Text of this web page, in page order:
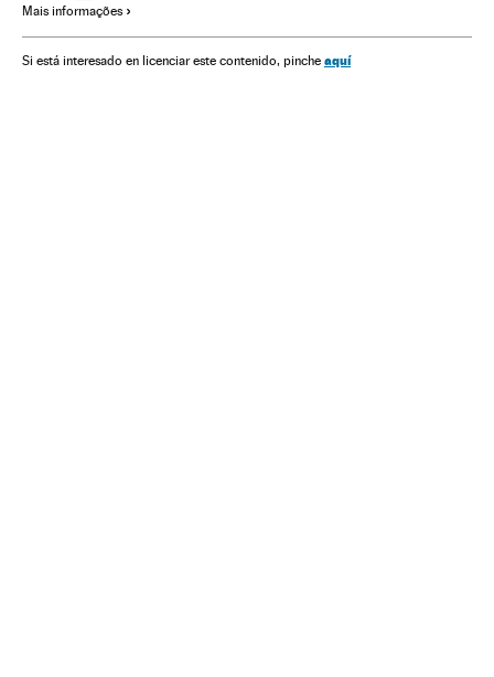
Mais informações
Si está interesado en licenciar este contenido, pinche aquí